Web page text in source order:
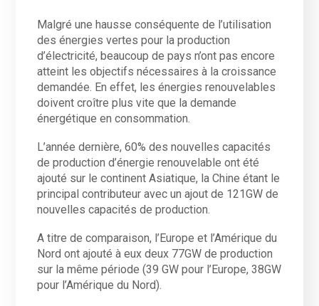
Malgré une hausse conséquente de l’utilisation
des énergies vertes pour la production
d’électricité, beaucoup de pays n’ont pas encore
atteint les objectifs nécessaires à la croissance
demandée. En effet, les énergies renouvelables
doivent croître plus vite que la demande
énergétique en consommation.
L’année dernière, 60% des nouvelles capacités
de production d’énergie renouvelable ont été
ajouté sur le continent Asiatique, la Chine étant le
principal contributeur avec un ajout de 121GW de
nouvelles capacités de production.
A titre de comparaison, l’Europe et l’Amérique du
Nord ont ajouté à eux deux 77GW de production
sur la même période (39 GW pour l’Europe, 38GW
pour l’Amérique du Nord).